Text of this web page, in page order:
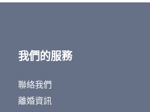
我們的服務
聯絡我們
離婚資訊